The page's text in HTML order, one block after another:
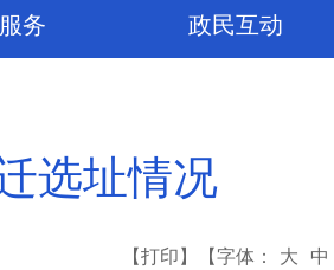
务 政民互动
选址情况
【打印】 【字体： 大 中